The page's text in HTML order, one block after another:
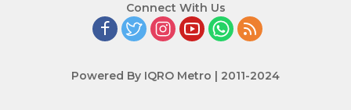
Connect With Us
Powered By IQRO Metro | 2011-2024